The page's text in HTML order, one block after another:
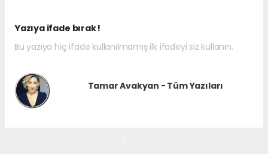
Yazıya ifade bırak !
Bu yazıya hiç ifade kullanılmamış ilk ifadeyi siz kullanın.
Tamar Avakyan - Tüm Yazıları